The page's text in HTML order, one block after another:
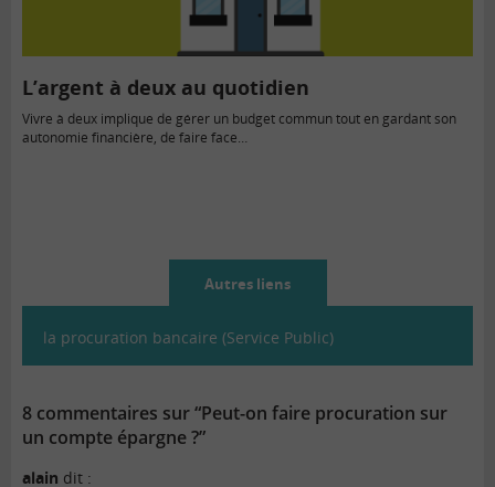
L’argent à deux au quotidien
Vivre à deux implique de gérer un budget commun tout en gardant son
autonomie financière, de faire face…
Autres liens
la procuration bancaire (Service Public)
8 commentaires sur “Peut-on faire procuration sur
un compte épargne ?”
alain dit :